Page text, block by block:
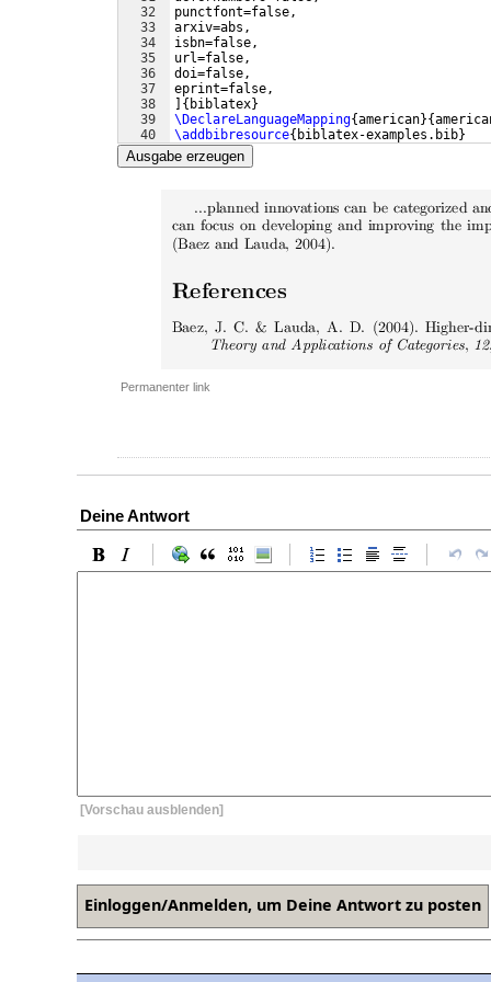
32
33
34
35
36
37
38
39
40
41
punctfont=false,
arxiv=abs,
isbn=false,
url=false,
doi=false,
eprint=false,
{ biblatex}
\DeclareLanguageMapping{american}{
\addbibresource{ biblatex-examples.bib}
Ausgabe erzeugen
Permanenter link
Deine Antwort
[Vorschau ausblenden]